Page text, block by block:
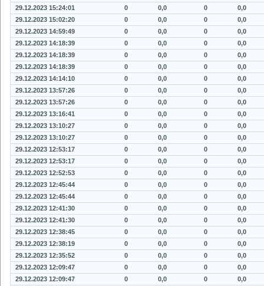
29.12.2023 15:24:01
0 0,0 0
0,0
29.12.2023 15:02:20
0 0,0 0
0,0
29.12.2023 14:59:49
0 0,0 0
0,0
29.12.2023 14:18:39
0 0,0 0
0,0
29.12.2023 14:18:39
0 0,0 0
0,0
29.12.2023 14:18:39
0 0,0 0
0,0
29.12.2023 14:14:10
0 0,0 0
0,0
29.12.2023 13:57:26
0 0,0 0
0,0
29.12.2023 13:57:26
0 0,0 0
0,0
29.12.2023 13:16:41
0 0,0 0
0,0
29.12.2023 13:10:27
0 0,0 0
0,0
29.12.2023 13:10:27
0 0,0 0
0,0
29.12.2023 12:53:17
0 0,0 0
0,0
29.12.2023 12:53:17
0 0,0 0
0,0
29.12.2023 12:52:53
0 0,0 0
0,0
29.12.2023 12:45:44
0 0,0 0
0,0
29.12.2023 12:45:44
0 0,0 0
0,0
29.12.2023 12:41:30
0 0,0 0
0,0
29.12.2023 12:41:30
0 0,0 0
0,0
29.12.2023 12:38:45
0 0,0 0
0,0
29.12.2023 12:38:19
0 0,0 0
0,0
29.12.2023 12:35:52
0 0,0 0
0,0
29.12.2023 12:09:47
0 0,0 0
0,0
29.12.2023 12:09:47
0 0,0 0
0,0